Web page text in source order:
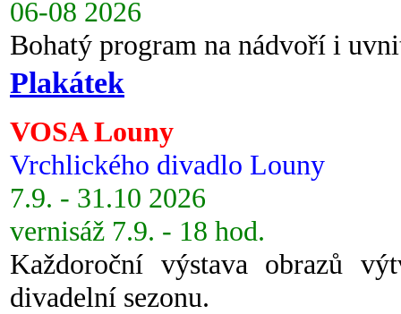
06-08 2026
Bohatý program na nádvoří i
Plakátek
VOSA Louny
Vrchlického divadlo Louny
7.9. - 31.10 2026
vernisáž 7.9. - 18 hod.
Každoroční výstava obrazů
divadelní sezonu.